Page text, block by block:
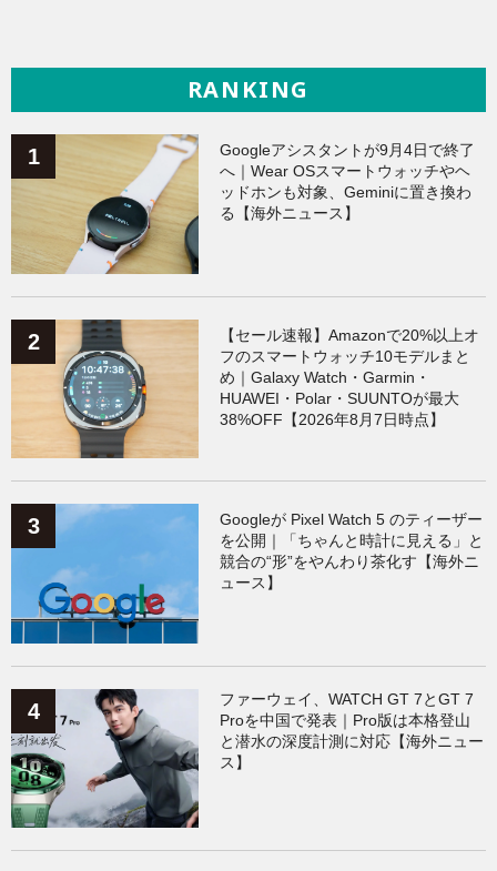
RANKING
Googleアシスタントが9月4日で終了
へ｜Wear OSスマートウォッチやヘ
ッドホンも対象、Geminiに置き換わ
る【海外ニュース】
【セール速報】Amazonで20%以上オ
フのスマートウォッチ10モデルまと
め｜Galaxy Watch・Garmin・
HUAWEI・Polar・SUUNTOが最大
38%OFF【2026年8月7日時点】
Googleが Pixel Watch 5 のティーザー
を公開｜「ちゃんと時計に見える」と
競合の“形”をやんわり茶化す【海外ニ
ュース】
ファーウェイ、WATCH GT 7とGT 7
Proを中国で発表｜Pro版は本格登山
と潜水の深度計測に対応【海外ニュー
ス】